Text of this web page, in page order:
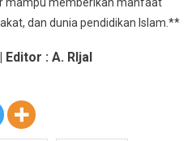
dan dunia pendidikan Islam.**
: A. RIjal